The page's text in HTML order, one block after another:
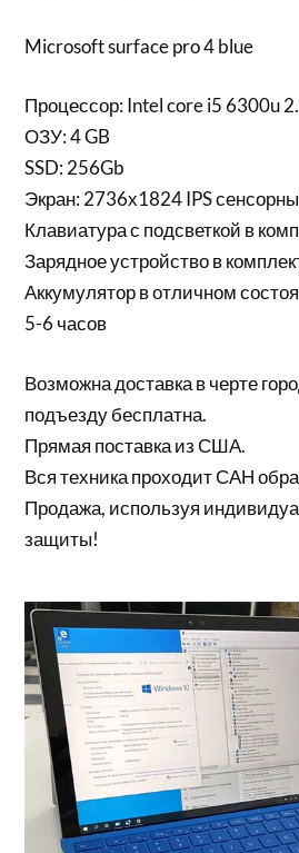
Microsoft surface pro 4 blue
Процессор: Intel core i5 6300u
ОЗУ: 4 GB
SSD: 256Gb
Экран: 2736х1824 IPS
Клавиатура с подсветкой в
Зарядное устройство в
Аккумулятор в отличном
5-6 часов
Возможна доставка в черте
подъезду бесплатна.
Прямая поставка из США.
Вся техника проходит САН
Продажа, используя
защиты!